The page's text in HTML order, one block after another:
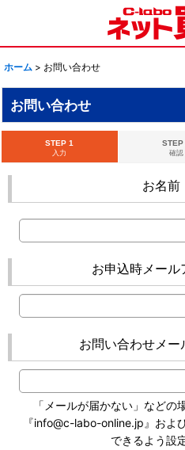
ホーム > お問い合わせ
お問い合わせ
STEP 1
入力
STEP
確認
お名前
お申込時メール
お問い合わせメー
「メールが届かない」などの
『info@c-labo-online.jp』お
できるよう設